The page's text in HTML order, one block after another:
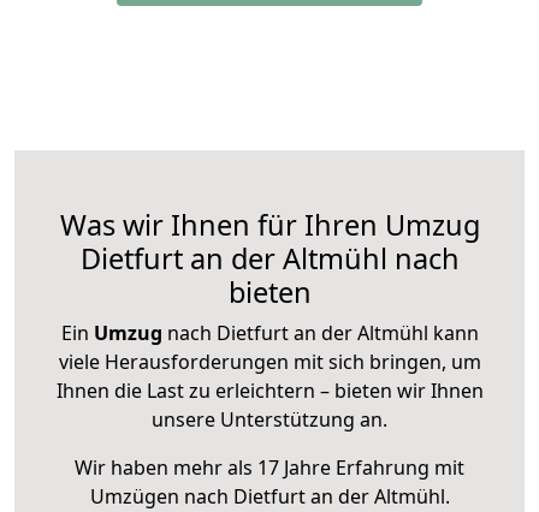
Was wir Ihnen für Ihren Umzug
Dietfurt an der Altmühl nach
bieten
Ein Umzug nach Dietfurt an der Altmühl kann
viele Herausforderungen mit sich bringen, um
Ihnen die Last zu erleichtern – bieten wir Ihnen
unsere Unterstützung an.
Wir haben mehr als 17 Jahre Erfahrung mit
Umzügen nach Dietfurt an der Altmühl.